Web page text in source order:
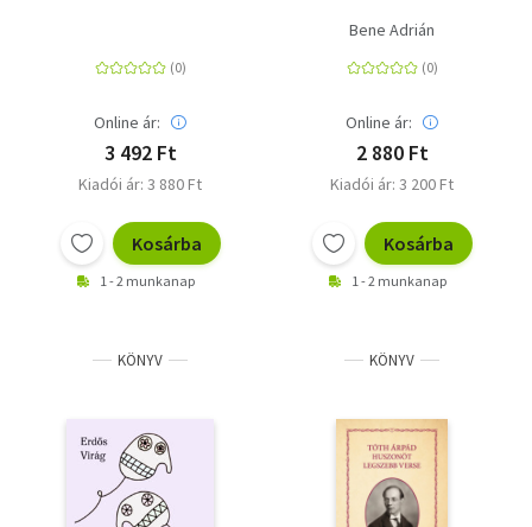
Online ár:
3 492 Ft
Kiadói ár: 3 880 Ft
Kosárba
1 - 2 munkanap
Bene Adrián
Online ár:
2 880 Ft
Kiadói ár: 3 200 Ft
Kosárba
1 - 2 munkanap
KÖNYV KÖNYV